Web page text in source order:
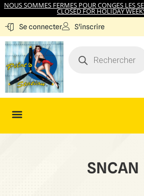
NOUS SOMMES FERMES POUR CONGES LES
CLOSED FOR HOLIDAY
Se connecter S'inscrire
SNCAN